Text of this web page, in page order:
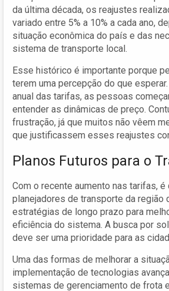
da última década, os reajustes
variado entre 5% a 10% a cada ano,
situação econômica do país e das
sistema de transporte local.
Esse histórico é importante porque
terem uma percepção do que
anual das tarifas, as pessoas
entender as dinâmicas de preço.
frustração, já que muitos não vêem
que justificassem esses reajustes
Planos Futuros para o
Com o recente aumento nas tarifas, é
planejadores de transporte da região
estratégias de longo prazo para
eficiência do sistema. A busca por
deve ser uma prioridade para as
Uma das formas de melhorar a
implementação de tecnologias
sistemas de gerenciamento de frota